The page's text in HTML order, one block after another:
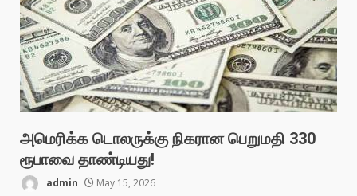
அமெரிக்க டொலருக்கு நிகரான பெறுமதி 330
ரூபாவை தாண்டியது!
admin May 15, 2026